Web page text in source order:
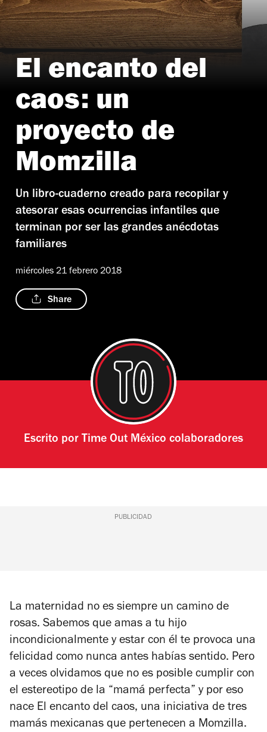
El encanto del
caos: un
proyecto de
Momzilla
Un libro-cuaderno creado para recopilar y
atesorar esas ocurrencias infantiles que
terminan por ser las grandes anécdotas
familiares
miércoles 21 febrero 2018
Share
Escrito por Time Out México colaboradores
PUBLICIDAD
La maternidad no es siempre un camino de
rosas. Sabemos que amas a tu hijo
incondicionalmente y estar con él te provoca una
felicidad como nunca antes habías sentido. Pero
a veces olvidamos que no es posible cumplir con
el estereotipo de la “mamá perfecta” y por eso
nace El encanto del caos, una iniciativa de tres
mamás mexicanas que pertenecen a Momzilla.